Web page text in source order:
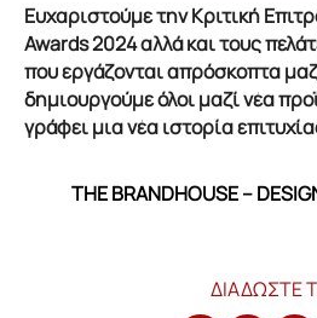
Ευχαριστούμε την Κριτική
Awards 2024 αλλά και τους
που εργάζονται απρόσκοπτα
δημιουργούμε όλοι μαζί νέα
γράφει μια νέα ιστορία
THE BRANDHOUSE –
ΔΙΑΔΩΣΤΕ